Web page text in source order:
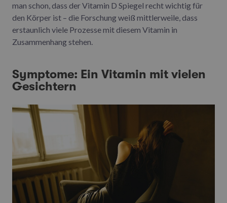
man schon, dass der Vitamin D Spiegel recht wichtig für
den Körper ist – die Forschung weiß mittlerweile, dass
erstaunlich viele Prozesse mit diesem Vitamin in
Zusammenhang stehen.
Symptome: Ein Vitamin mit vielen
Gesichtern